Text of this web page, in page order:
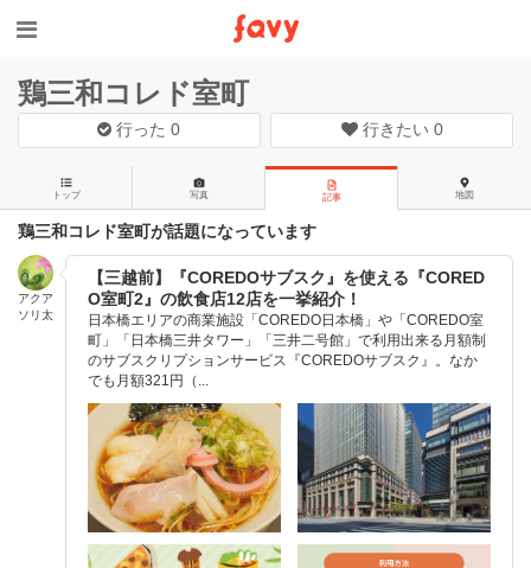
鶏三和コレド室町
行った0 行きたい 0
トップ 写真 記事 地図
鶏三和コレド室町が話題になっています
アクア
ソリ太
【三越前】『COREDOサブスク』を使える『CORED
O室町2』の飲食店12店を一挙紹介！
日本橋エリアの商業施設「COREDO日本橋」や「COREDO室
町」「日本橋三井タワー」「三井二号館」で利用出来る月額制
のサブスクリプションサービス『COREDOサブスク』。なか
でも月額321円（...